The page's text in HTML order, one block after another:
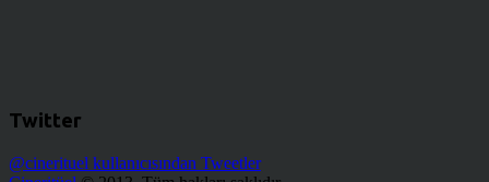
Twitter
@cinerituel kullanıcısından Tweetler